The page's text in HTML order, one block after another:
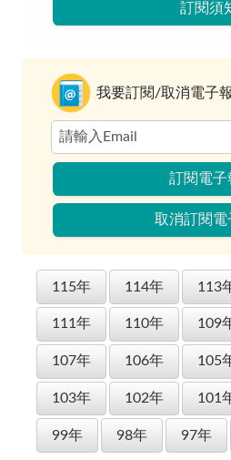
訂閱須
我要訂閱/取消電子
訂閱電子
取消訂閱電
115年 114年 113
111年 110年 109
107年 106年 105
103年 102年 101
99年 98年 97年